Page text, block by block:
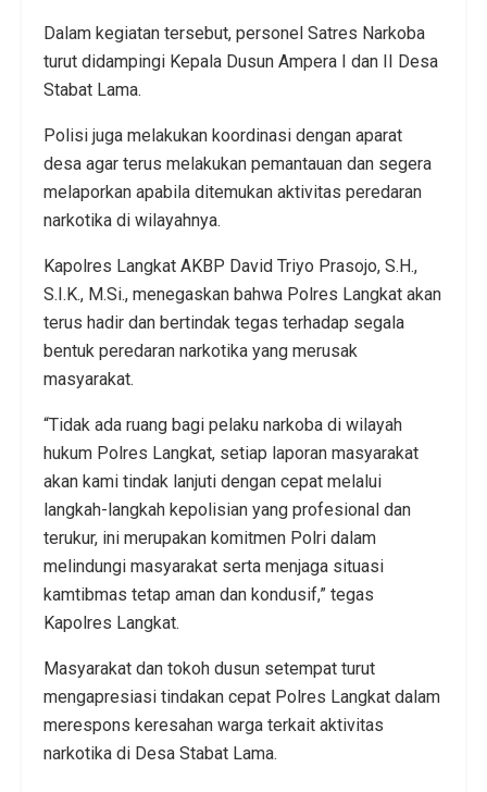
Dalam kegiatan tersebut, personel Satres Narkoba
turut didampingi Kepala Dusun Ampera I dan II Desa
Stabat Lama.
Polisi juga melakukan koordinasi dengan aparat
desa agar terus melakukan pemantauan dan segera
melaporkan apabila ditemukan aktivitas peredaran
narkotika di wilayahnya.
Kapolres Langkat AKBP David Triyo Prasojo, S.H.,
S.I.K., M.Si., menegaskan bahwa Polres Langkat akan
terus hadir dan bertindak tegas terhadap segala
bentuk peredaran narkotika yang merusak
masyarakat.
“Tidak ada ruang bagi pelaku narkoba di wilayah
hukum Polres Langkat, setiap laporan masyarakat
akan kami tindak lanjuti dengan cepat melalui
langkah-langkah kepolisian yang profesional dan
terukur, ini merupakan komitmen Polri dalam
melindungi masyarakat serta menjaga situasi
kamtibmas tetap aman dan kondusif,” tegas
Kapolres Langkat.
Masyarakat dan tokoh dusun setempat turut
mengapresiasi tindakan cepat Polres Langkat dalam
merespons keresahan warga terkait aktivitas
narkotika di Desa Stabat Lama.